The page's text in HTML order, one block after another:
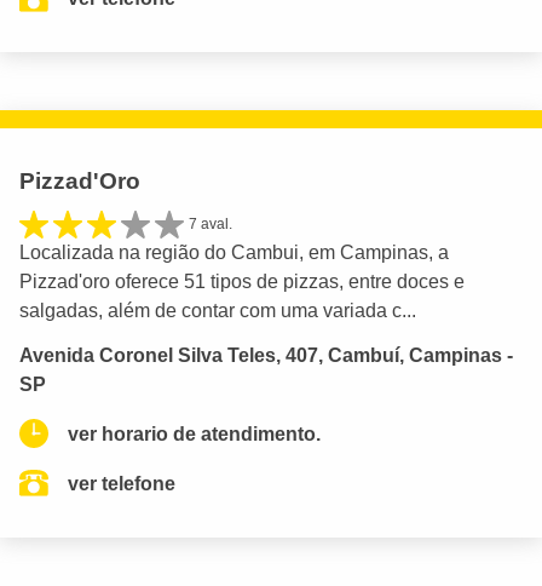
Pizzad'Oro
7 aval.
Localizada na região do Cambui, em Campinas, a
Pizzad'oro oferece 51 tipos de pizzas, entre doces e
salgadas, além de contar com uma variada c...
Avenida Coronel Silva Teles, 407, Cambuí, Campinas -
SP
ver horario de atendimento.
ver telefone